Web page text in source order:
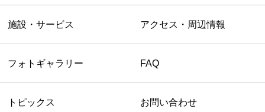
施設・サービス アクセス・周辺情報
フォトギャラリー FAQ
トピックス お問い合わせ